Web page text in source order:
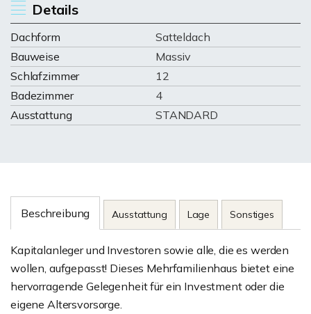
Details
Dachform
Satteldach
Bauweise
Massiv
Schlafzimmer
12
Badezimmer
4
Ausstattung
STANDARD
Beschreibung Ausstattung Lage Sonstiges
Kapitalanleger und Investoren sowie alle, die es werden
wollen, aufgepasst! Dieses Mehrfamilienhaus bietet eine
hervorragende Gelegenheit für ein Investment oder die
eigene Altersvorsorge.